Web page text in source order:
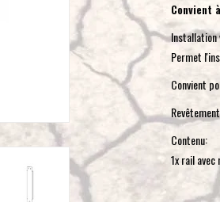
Convient
Installation
Permet
Convient
Contenu:
1x rail